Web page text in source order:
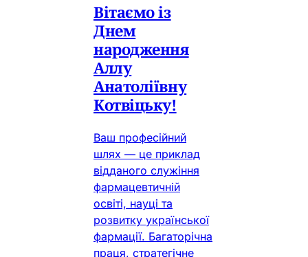
Вітаємо із
Днем
народження
Аллу
Анатоліївну
Котвіцьку!
Ваш професійний
шлях — це приклад
відданого служіння
фармацевтичній
освіті, науці та
розвитку української
фармації. Багаторічна
праця, стратегічне